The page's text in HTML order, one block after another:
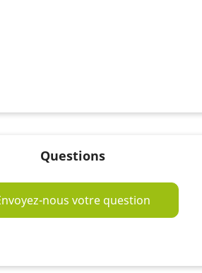
Questions
nous votre question